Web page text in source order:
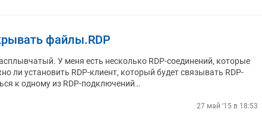
файлы.RDP
У меня есть несколько RDP-соединений, которые
ли установить RDP-клиент, который будет связывать RDP-
к одному из RDP-подключений…
27 май '15 в 18:53